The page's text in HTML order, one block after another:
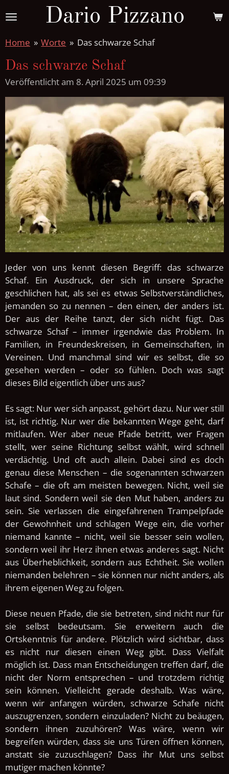
Zum
HauptinhaltDario Pizzano
Home » Worte » Das schwarze Schaf
Das schwarze Schaf
Veröffentlicht am 8. April 2025 um 09:39
Jeder von uns kennt diesen Begriff: das schwarze
Schaf. Ein Ausdruck, der sich in unsere Sprache
geschlichen hat, als sei es etwas Selbstverständliches,
jemanden so zu nennen – den einen, der anders ist.
Der aus der Reihe tanzt, der sich nicht fügt. Das
schwarze Schaf – immer irgendwie das Problem. In
Familien, in Freundeskreisen, in Gemeinschaften, in
Vereinen. Und manchmal sind wir es selbst, die so
gesehen werden – oder so fühlen. Doch was sagt
dieses Bild eigentlich über uns aus?
Es sagt: Nur wer sich anpasst, gehört dazu. Nur wer still
ist, ist richtig. Nur wer die bekannten Wege geht, darf
mitlaufen. Wer aber neue Pfade betritt, wer Fragen
stellt, wer seine Richtung selbst wählt, wird schnell
verdächtig. Und oft auch allein. Dabei sind es doch
genau diese Menschen – die sogenannten schwarzen
Schafe – die oft am meisten bewegen. Nicht, weil sie
laut sind. Sondern weil sie den Mut haben, anders zu
sein. Sie verlassen die eingefahrenen Trampelpfade
der Gewohnheit und schlagen Wege ein, die vorher
niemand kannte – nicht, weil sie besser sein wollen,
sondern weil ihr Herz ihnen etwas anderes sagt. Nicht
aus Überheblichkeit, sondern aus Echtheit. Sie wollen
niemanden belehren – sie können nur nicht anders, als
ihrem eigenen Weg zu folgen.
Diese neuen Pfade, die sie betreten, sind nicht nur für
sie selbst bedeutsam. Sie erweitern auch die
Ortskenntnis für andere. Plötzlich wird sichtbar, dass
es nicht nur diesen einen Weg gibt. Dass Vielfalt
möglich ist. Dass man Entscheidungen treffen darf, die
nicht der Norm entsprechen – und trotzdem richtig
sein können. Vielleicht gerade deshalb. Was wäre,
wenn wir anfangen würden, schwarze Schafe nicht
auszugrenzen, sondern einzuladen? Nicht zu beäugen,
sondern ihnen zuzuhören? Was wäre, wenn wir
begreifen würden, dass sie uns Türen öffnen können,
anstatt sie zuzuschlagen? Dass ihr Mut uns selbst
mutiger machen könnte?